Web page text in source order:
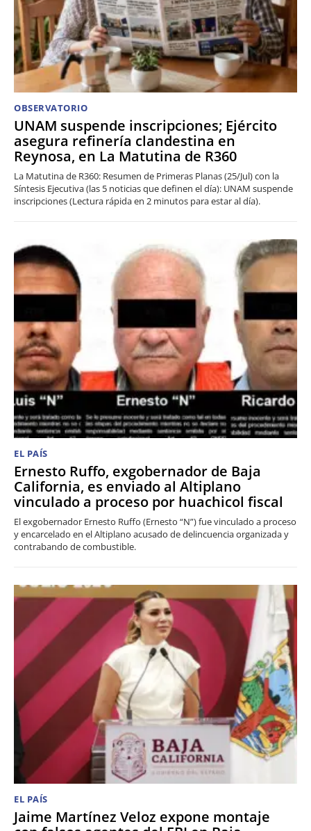
OBSERVATORIO
UNAM suspende inscripciones; Ejército
asegura refinería clandestina en
Reynosa, en La Matutina de R360
La Matutina de R360: Resumen de Primeras Planas (25/Jul) con la
Síntesis Ejecutiva (las 5 noticias que definen el día): UNAM suspende
inscripciones (Lectura rápida en 2 minutos para estar al día).
EL PAÍS
Ernesto Ruffo, exgobernador de Baja
California, es enviado al Altiplano
vinculado a proceso por huachicol fiscal
El exgobernador Ernesto Ruffo (Ernesto “N”) fue vinculado a proceso
y encarcelado en el Altiplano acusado de delincuencia organizada y
contrabando de combustible.
EL PAÍS
Jaime Martínez Veloz expone montaje